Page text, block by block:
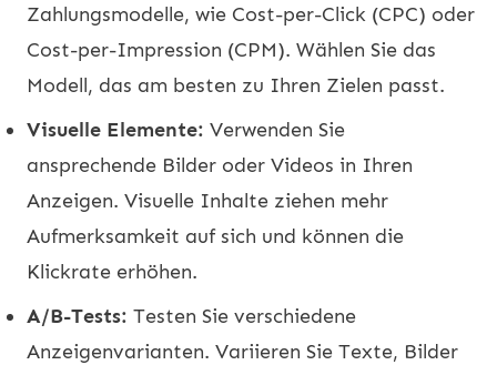
Zahlungsmodelle, wie Cost-per-Click (CPC) oder
Cost-per-Impression (CPM). Wählen Sie das
Modell, das am besten zu Ihren Zielen passt.
Visuelle Elemente: Verwenden Sie
ansprechende Bilder oder Videos in Ihren
Anzeigen. Visuelle Inhalte ziehen mehr
Aufmerksamkeit auf sich und können die
Klickrate erhöhen.
A/B-Tests: Testen Sie verschiedene
Anzeigenvarianten. Variieren Sie Texte, Bilder